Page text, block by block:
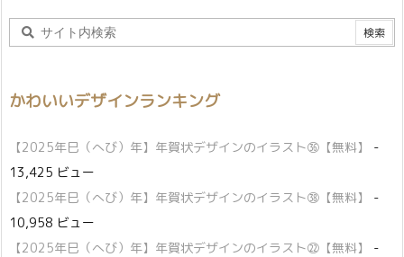
かわいいデザインランキング
【2025年巳（へび）年】年賀状デザインのイラスト㊱【無料】
-
13,425 ビュー
【2025年巳（へび）年】年賀状デザインのイラスト㊳【無料】
-
10,958 ビュー
【2025年巳（へび）年】年賀状デザインのイラスト㉒【無料】
-